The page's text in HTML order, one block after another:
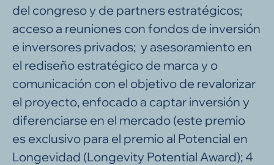
del congreso y de partners estratégicos;
acceso a reuniones con fondos de inversión
e inversores privados; y asesoramiento en
el rediseño estratégico de marca y o
comunicación con el objetivo de revalorizar
el proyecto, enfocado a captar inversión y
diferenciarse en el mercado (este premio
es exclusivo para el premio al Potencial en
Longevidad (Longevity Potential Award); 4